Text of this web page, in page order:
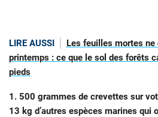
LIRE AUSSI
Les feuilles mortes
printemps : ce que le sol des forêts
pieds
1. 500 grammes de crevettes sur
13 kg d’autres espèces marines qui